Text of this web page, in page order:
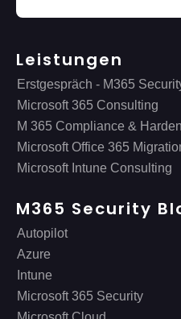
Leistungen
Erstgespräch - M365
Microsoft 365 Consulting
M 365 Compliance &
Microsoft Office 365
Microsoft Intune Consulting
M365 Security
Autopilot
Azure
Intune
Microsoft 365 Security